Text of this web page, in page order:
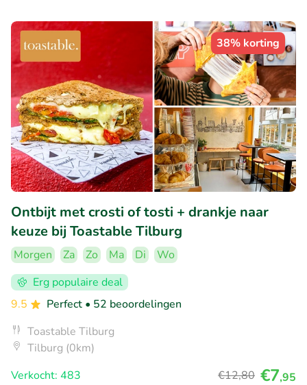
38% korting
Ontbijt met crosti of tosti + drankje naar
keuze bij Toastable Tilburg
Morgen Za Zo Ma Di
Wo
Erg populaire deal
9.5
Perfect • 52 beoordelingen
Toastable Tilburg
Tilburg (0km)
Verkocht: 483
€12,80 €7,95